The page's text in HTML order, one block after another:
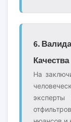
6.
Качества
На